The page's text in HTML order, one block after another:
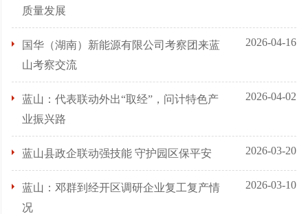
质量发展
国华（湖南）新能源有限公司考察团来蓝
山考察交流
2026-04-16
蓝山：代表联动外出“取经”，问计特色产
业振兴路
2026-04-02
蓝山县政企联动强技能 守护园区保平安 2026-03-20
蓝山：邓群到经开区调研企业复工复产情
况
2026-03-10